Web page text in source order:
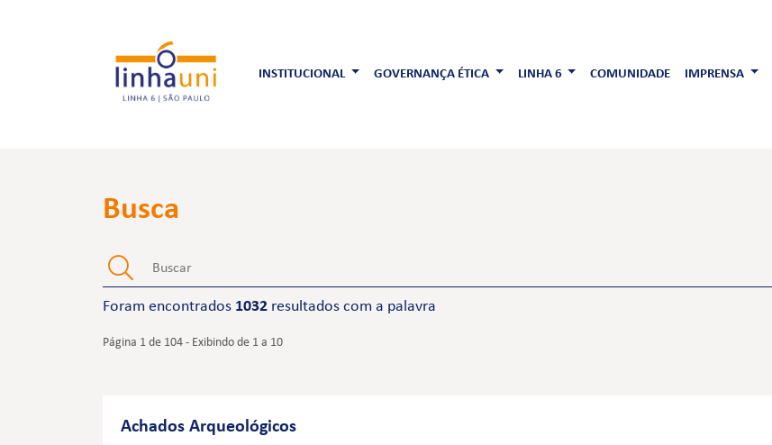
INSTITUCIONAL GOVERNANÇA ÉTICA LINHA 6 COMUNIDADE IMPRENSA
Busca
Foram encontrados 1032 resultados com a palavra
Página 1 de 104 - Exibindo de 1 a 10
Achados Arqueológicos